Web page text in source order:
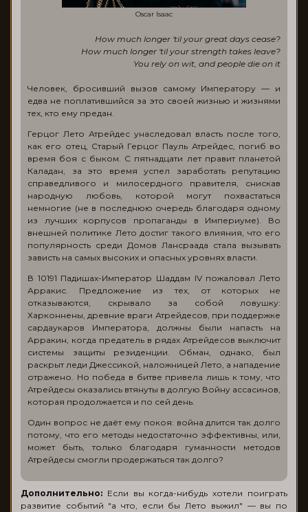
Oscar Isaac
How much longer 'til your great days cease?
How much longer 'til your strength takes leave?
You rely on wit, and people die on it
Человек, бросивший вызов самому Императору — и
едва не поплатившийся за это своей жизнью и жизнями
тех, кто ему предан.
Герцог Лето Атрейдес унаследовал власть после того,
как его отец, Старый Герцог Пауль Атрейдес, погиб во
время боя с быком. С пятнадцати лет правит планетой
Каладан, за это время успел заработать репутацию
справедливого и милосердного правителя, снискав
народную любовь, которой могут похвастаться
немногие (не в последнюю очередь благодаря одному
из лучших корпусов пропаганды в Империуме). Во
внешней политике Лето достиг такого влияния, что его
популярность среди Домов Лансраада стала вызывать
зависть на самых высоких и опасных уровнях власти.
В 10191 Падишах-Император Шаддам IV пожаловал Лето
Арракис. Предложение из тех, от которых не
отказываются, скрывало за собой ловушку:
Харконнены, древние враги Атрейдесов, при поддержке
сардаукаров Императора, должны были напасть на
Арракин, когда предатель в рядах Атрейдесов выключит
системы защиты резиденции. Обман, однако, был
раскрыт леди Джессикой, наложницей Лето, а нападение
отражено. Но победа в битве привела лишь к тому, что
Атрейдесы оказались втянуты в долгую Войну ассасинов,
которая продолжается и по сей день.
Один вопрос не даёт ему покоя: война длится так долго
потому, что его методы недостаточно эффективны, или,
может быть, только благодаря гуманности методов
Атрейдесы смогли продержаться так долго?
Дополнительно: Если вы когда-нибудь хотели поиграть
развитие событий "а что, если бы Лето выжил" — вы по